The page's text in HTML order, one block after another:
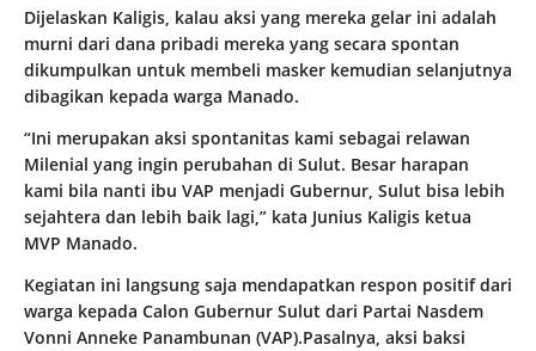
Dijelaskan Kaligis, kalau aksi yang mereka gelar ini adalah
murni dari dana pribadi mereka yang secara spontan
dikumpulkan untuk membeli masker kemudian selanjutnya
dibagikan kepada warga Manado.
“Ini merupakan aksi spontanitas kami sebagai relawan
Milenial yang ingin perubahan di Sulut. Besar harapan
kami bila nanti ibu VAP menjadi Gubernur, Sulut bisa lebih
sejahtera dan lebih baik lagi,” kata Junius Kaligis ketua
MVP Manado.
Kegiatan ini langsung saja mendapatkan respon positif dari
warga kepada Calon Gubernur Sulut dari Partai Nasdem
Vonni Anneke Panambunan (VAP).Pasalnya, aksi baksi